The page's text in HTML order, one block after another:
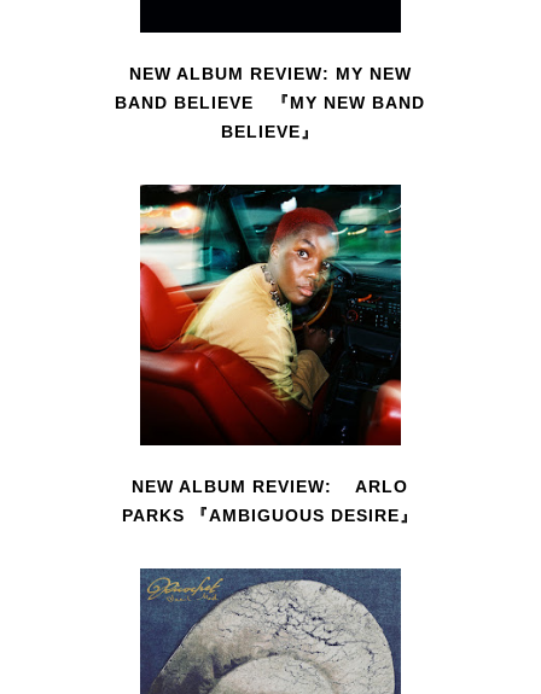
NEW ALBUM REVIEW: MY NEW
BAND BELIEVE 『MY NEW BAND
BELIEVE』
NEW ALBUM REVIEW: ARLO
PARKS 『AMBIGUOUS DESIRE』